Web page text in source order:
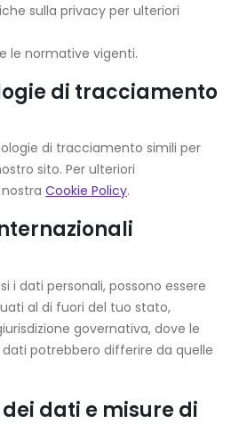
sulla privacy per ulteriori
le normative vigenti.
di tracciamento
di tracciamento simili per
sito. Per ulteriori
Cookie Policy.
i dati personali, possono essere
al di fuori del tuo stato,
governativa, dove le
potrebbero differire da quelle
dati e misure di